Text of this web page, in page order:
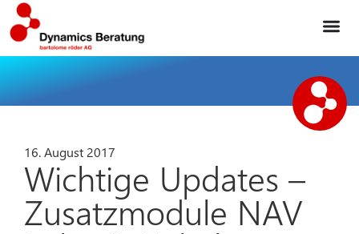
16. August 2017
Wichtige Updates –
Zusatzmodule NAV